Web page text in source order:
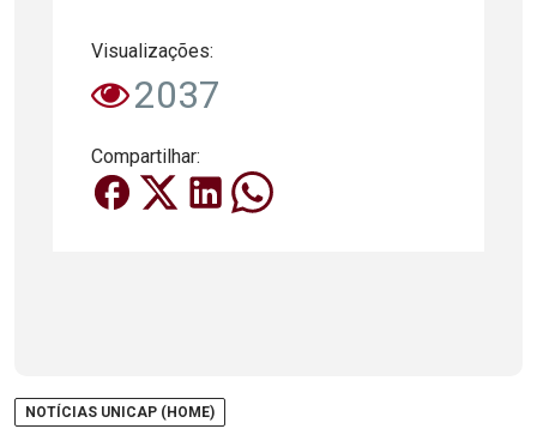
Visualizações:
2037
Compartilhar:
NOTÍCIAS UNICAP (HOME)